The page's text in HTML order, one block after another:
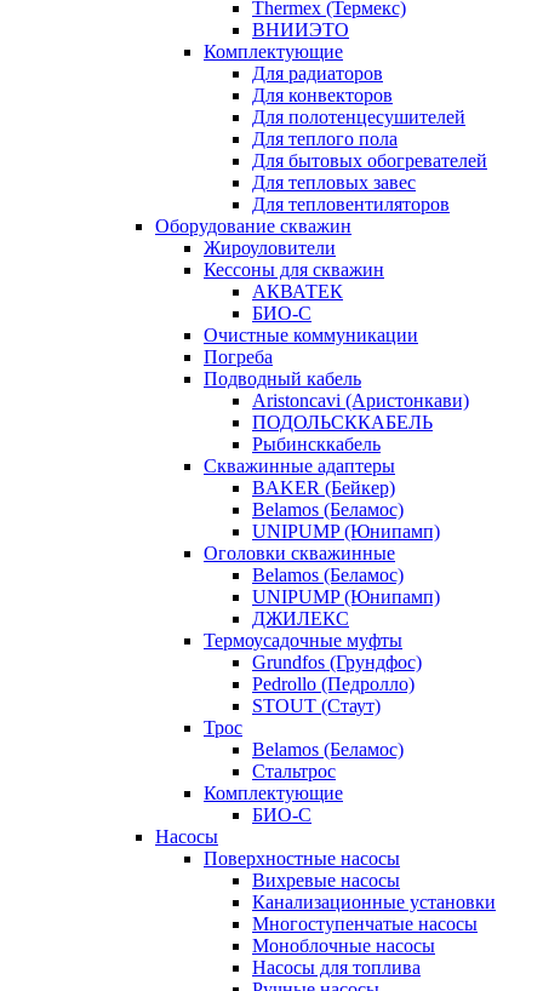
Thermex (Термекс)
ВНИИЭТО
Комплектующие
Для радиаторов
Для конвекторов
Для полотенцесушителей
Для теплого пола
Для бытовых обогревателей
Для тепловых завес
Для тепловентиляторов
Оборудование скважин
Жироуловители
Кессоны для скважин
АКВАТЕК
БИО-С
Очистные коммуникации
Погреба
Подводный кабель
Aristoncavi (Аристонкави)
ПОДОЛЬСККАБЕЛЬ
Рыбинсккабель
Скважинные адаптеры
BAKER (Бейкер)
Belamos (Беламос)
UNIPUMP (Юнипамп)
Оголовки скважинные
Belamos (Беламос)
UNIPUMP (Юнипамп)
ДЖИЛЕКС
Термоусадочные муфты
Grundfos (Грундфос)
Pedrollo (Педролло)
STOUT (Стаут)
Трос
Belamos (Беламос)
Стальтрос
Комплектующие
БИО-С
Насосы
Поверхностные насосы
Вихревые насосы
Канализационные установки
Многоступенчатые насосы
Моноблочные насосы
Насосы для топлива